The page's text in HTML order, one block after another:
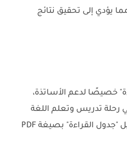
يؤدي إلى تحقيق نتائج
خصيصًا لدعم الأساتذة،
في رحلة تدريس وتعلم اللغة
الفرنسية. يمكنكم تحميل "جدول القراءة" بصيغة PDF